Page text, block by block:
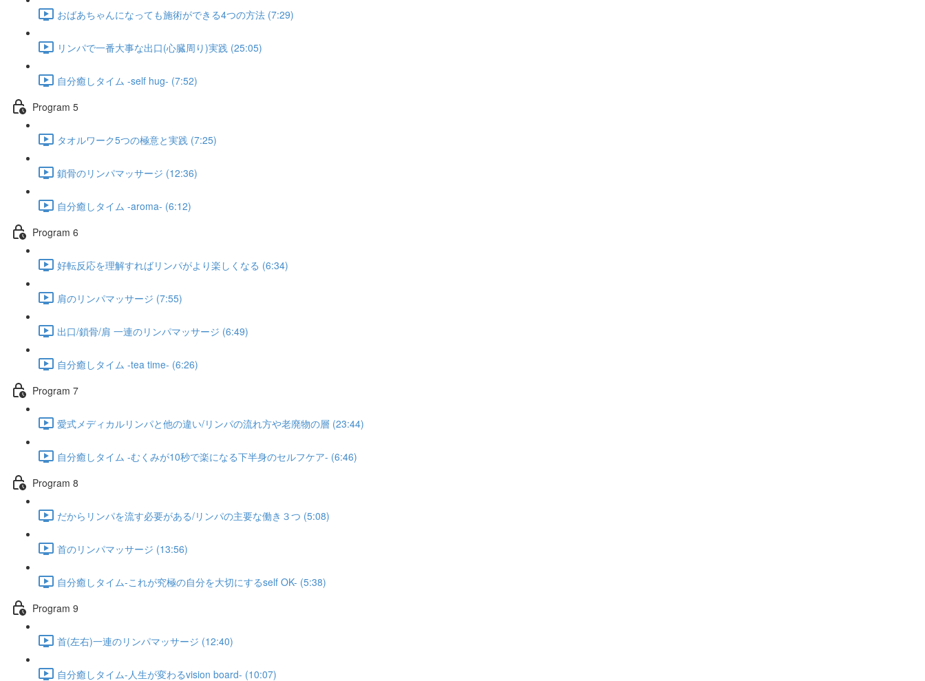
おばあちゃんになっても施術ができる4つの方法 (7:29)
リンパで一番大事な出口(心臓周り)実践 (25:05)
自分癒しタイム -self hug- (7:52)
Program 5
タオルワーク5つの極意と実践 (7:25)
鎖骨のリンパマッサージ (12:36)
自分癒しタイム -aroma- (6:12)
Program 6​
好転反応を理解すればリンパがより楽しくなる (6:34)
肩のリンパマッサージ (7:55)
出口/鎖骨/肩 一連のリンパマッサージ (6:49)
自分癒しタイム -tea time- (6:26)
Program 7
愛式メディカルリンパと他の違い/リンパの流れ方や老廃物の層 (23:44)
自分癒しタイム -むくみが10秒で楽になる下半身のセルフケア- (6:46)
Program 8
だからリンパを流す必要がある/リンパの主要な働き３つ (5:08)
首のリンパマッサージ (13:56)
自分癒しタイム-これが究極の自分を大切にするself OK- (5:38)
Program 9
首(左右)一連のリンパマッサージ (12:40)
自分癒しタイム-人生が変わるvision board- (10:07)